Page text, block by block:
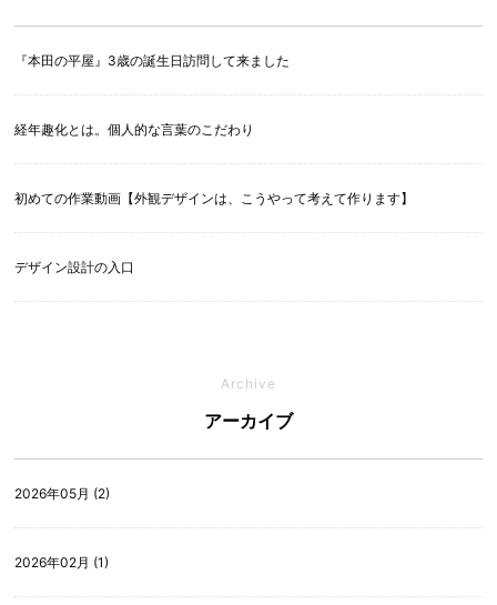
『本田の平屋』3歳の誕生日訪問して来ました
経年趣化とは。個人的な言葉のこだわり
初めての作業動画【外観デザインは、こうやって考えて作ります】
デザイン設計の入口
Archive
アーカイブ
2026年05月 (2)
2026年02月 (1)